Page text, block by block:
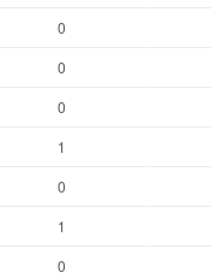
0
0
0
1
0
1
0